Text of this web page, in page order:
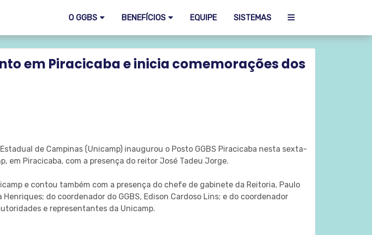
O GGBS BENEFÍCIOS EQUIPE SISTEMAS
em Piracicaba e inicia comemorações dos
de Campinas (Unicamp) inaugurou o Posto GGBS Piracicaba nesta sexta-
em Piracicaba, com a presença do reitor José Tadeu Jorge.
e contou também com a presença do chefe de gabinete da Reitoria, Paulo
do coordenador do GGBS, Edison Cardoso Lins; e do coordenador
e representantes da Unicamp.